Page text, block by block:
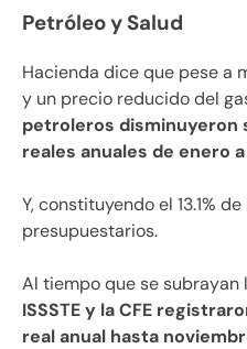
Petróleo y Salud
Hacienda dice que pese a
y un precio reducido del
petroleros disminuyeron
reales anuales de enero
Y, constituyendo el 13.1%
presupuestarios.
Al tiempo que se subrayan
ISSSTE y la CFE
real anual hasta